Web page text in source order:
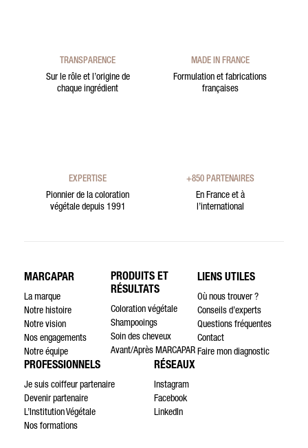
TRANSPARENCE
Sur le rôle et l’origine de
chaque ingrédient
MADE IN FRANCE
Formulation et fabrications
françaises
EXPERTISE
Pionnier de la coloration
végétale depuis 1991
+850 PARTENAIRES
En France et à
l’international
MARCAPAR
La marque
Notre histoire
Notre vision
Nos engagements
Notre équipe
PRODUITS ET
RÉSULTATS
Coloration végétale
Shampooings
Soin des cheveux
Avant/Après MARCAPAR
LIENS UTILES
Où nous trouver ?
Conseils d’experts
Questions fréquentes
Contact
Faire mon diagnostic
PROFESSIONNELS
Je suis coiffeur partenaire
Devenir partenaire
L’Institution Végétale
Nos formations
RÉSEAUX
Instagram
Facebook
LinkedIn